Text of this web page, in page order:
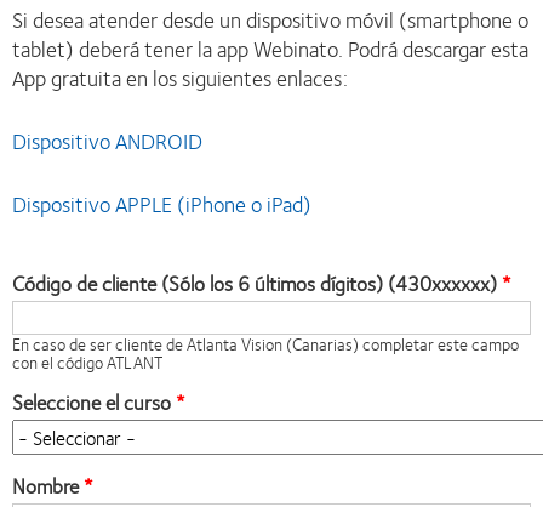
Si desea atender desde un dispositivo móvil (smartphone o
tablet) deberá tener la app Webinato. Podrá descargar esta
App gratuita en los siguientes enlaces:
Dispositivo ANDROID
Dispositivo APPLE (iPhone o iPad)
Código de cliente (Sólo los 6 últimos dígitos) (430xxxxxx)
En caso de ser cliente de Atlanta Vision (Canarias) completar este campo
con el código ATLANT
Seleccione el curso
Nombre